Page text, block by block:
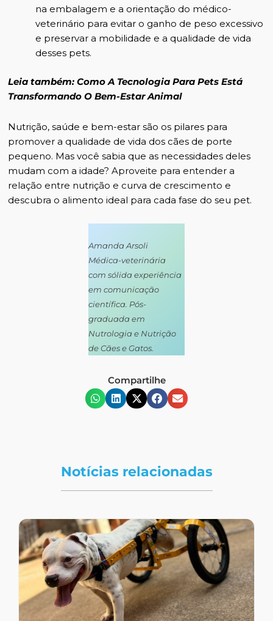
na embalagem e a orientação do médico-
veterinário para evitar o ganho de peso excessivo
e preservar a mobilidade e a qualidade de vida
desses pets.
Leia também: Como A Tecnologia Para Pets Está
Transformando O Bem-Estar Animal
Nutrição, saúde e bem-estar são os pilares para
promover a qualidade de vida dos cães de porte
pequeno. Mas você sabia que as necessidades deles
mudam com a idade? Aproveite para entender a
relação entre nutrição e curva de crescimento e
descubra o alimento ideal para cada fase do seu pet.
Amanda Arsoli
Médica-veterinária
com sólida experiência
em comunicação
científica. Pós-
graduada em
Nutrologia e Nutrição
de Cães e Gatos.
Compartilhe
Notícias relacionadas